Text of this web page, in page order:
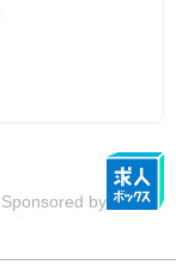
Sponsored by